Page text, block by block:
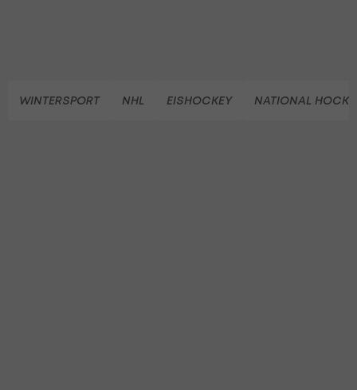
WINTERSPORT NHL EISHOCKEY NATIONAL